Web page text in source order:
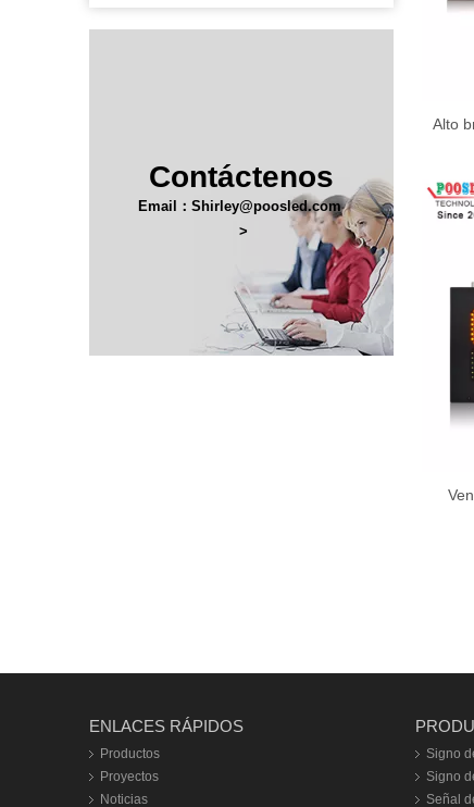
Contáctenos
Email：Shirley@poosled.com
>
Alto
ENLACES RÁPIDOS
Productos
Proyectos
Noticias
Signo
Signo
Señal